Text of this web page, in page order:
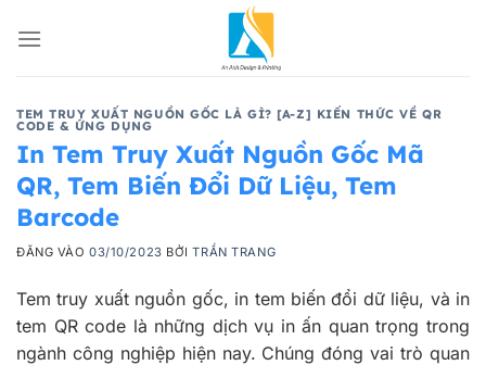
qua
TEM TRUY XUẤT NGUỒN GỐC LÀ GÌ? [A-Z] KIẾN THỨC VỀ QR
CODE & ỨNG DỤNG
In Tem Truy Xuất Nguồn Gốc Mã
QR, Tem Biến Đổi Dữ Liệu, Tem
Barcode
ĐĂNG VÀO03/10/2023 BỞITRẦN TRANG
Tem truy xuất nguồn gốc, in tem biến đổi dữ liệu, và in
tem QR code là những dịch vụ in ấn quan trọng trong
ngành công nghiệp hiện nay. Chúng đóng vai trò quan